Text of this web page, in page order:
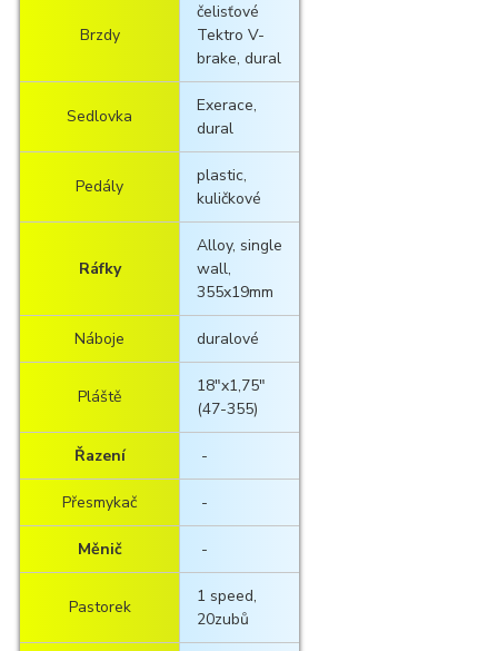
Brzdy
čelisťové
Tektro V-
brake, dural
Sedlovka
Exerace,
dural
Pedály
plastic,
kuličkové
Ráfky
Alloy, single
wall,
355x19mm
Náboje duralové
Pláště
18"x1,75"
(47-355)
Řazení -
Přesmykač -
Měnič -
Pastorek
1 speed,
20zubů